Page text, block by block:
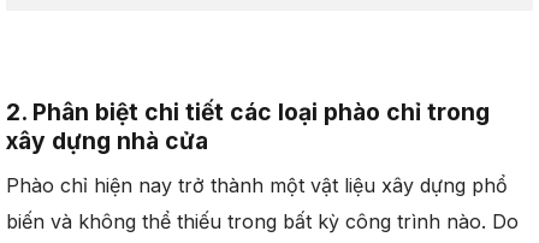
2. Phân biệt chi tiết các loại phào chỉ trong
xây dựng nhà cửa
Phào chỉ hiện nay trở thành một vật liệu xây dựng phổ
biến và không thể thiếu trong bất kỳ công trình nào. Do